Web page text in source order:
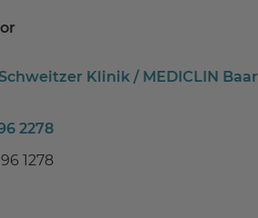
Klinik / MEDICLIN Baar
2278
1278